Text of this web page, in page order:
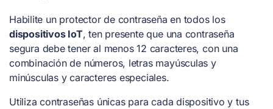
Habilite un protector de contraseña en todos los
dispositivos IoT, ten presente que una contraseña
segura debe tener al menos 12 caracteres, con una
combinación de números, letras mayúsculas y
minúsculas y caracteres especiales.
Utiliza contraseñas únicas para cada dispositivo y tus